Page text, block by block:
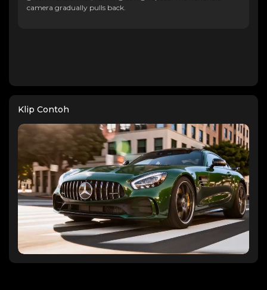
camera gradually pulls back.
Klip Contoh